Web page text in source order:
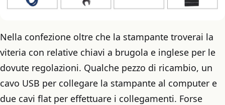
Nella confezione oltre che la stampante troverai la
viteria con relative chiavi a brugola e inglese per le
dovute regolazioni. Qualche pezzo di ricambio, un
cavo USB per collegare la stampante al computer e
due cavi flat per effettuare i collegamenti. Forse